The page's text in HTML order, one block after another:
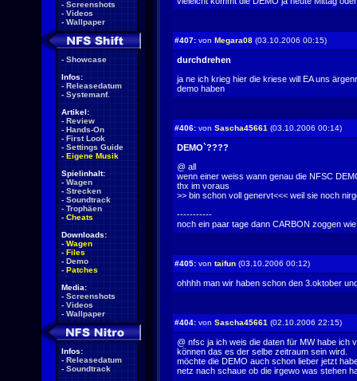
- Screenshots
- Videos
- Wallpaper
- Showcase
Infos:
- Releasedatum
- Systemanf.
Artikel:
- Review
- Hands-On
- First Look
- Settings Guide
- Eigene Musik
Spielinhalt:
- Wagen
- Strecken
- Soundtrack
- Trophäen
- Cheats
Downloads:
- Wagen
- Files
- Demo
- Patches
Media:
- Screenshots
- Videos
- Wallpaper
Infos:
- Releasedatum
- Soundtrack
#407: von Megara08 (03.10.2006 00:15)
durchdrehen
ja ne ich krieg hier die kriese will EA uns
demo haben
#406: von Sascha45661 (03.10.2006 00:14)
DEMO`????
@ all
wenn einer weiss wann genau die NFSC
thx im voraus
>> bin schon voll genervt<<< weil sie noch
-----------
noch ein paar tage dann CARBON zoggen wie
#405: von taifun (03.10.2006 00:12)
ohhhh man wir haben schon den 3.oktober
#404: von Sascha45661 (02.10.2006 22:15)
@ nfsc ja ich weis die daten für MW habe ich
können das es der selbe zeitraum sein wird.
möchte die DEMO auch schon lieber jetzt
netz nach schaue ob die irgewo was stehen